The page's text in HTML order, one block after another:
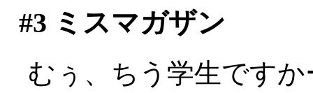
#3 ミスマガザン
むぅ、ちう学生です